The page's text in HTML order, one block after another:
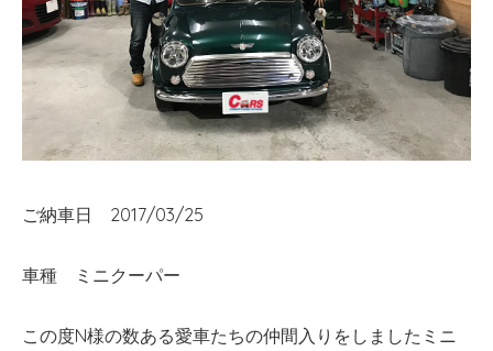
ご納車日 2017/03/25
車種 ミニクーパー
この度N様の数ある愛車たちの仲間入りをしましたミニ